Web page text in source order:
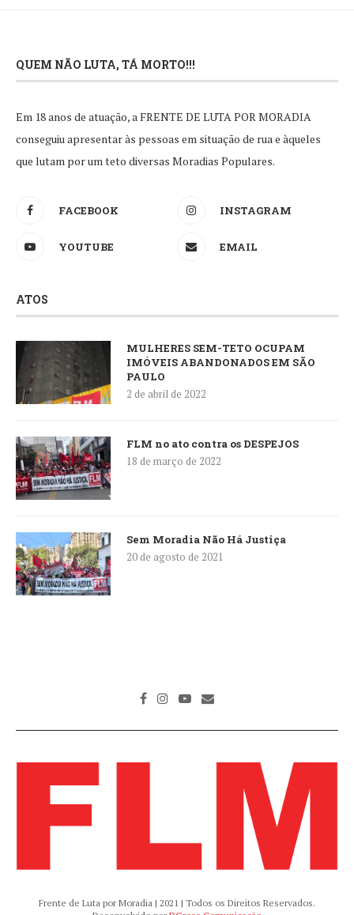
QUEM NÃO LUTA, TÁ MORTO!!!
Em 18 anos de atuação, a FRENTE DE LUTA POR MORADIA
conseguiu apresentar às pessoas em situação de rua e àqueles
que lutam por um teto diversas Moradias Populares.
FACEBOOK INSTAGRAM
YOUTUBE EMAIL
ATOS
MULHERES SEM-TETO OCUPAM
IMÓVEIS ABANDONADOS EM SÃO
PAULO
2 de abril de 2022
FLM no ato contra os DESPEJOS
18 de março de 2022
Sem Moradia Não Há Justiça
20 de agosto de 2021
Frente de Luta por Moradia | 2021 | Todos os Direitos Reservados.